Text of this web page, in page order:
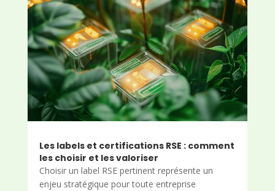
Les labels et certifications RSE : comment
les choisir et les valoriser
Choisir un label RSE pertinent représente un
enjeu stratégique pour toute entreprise